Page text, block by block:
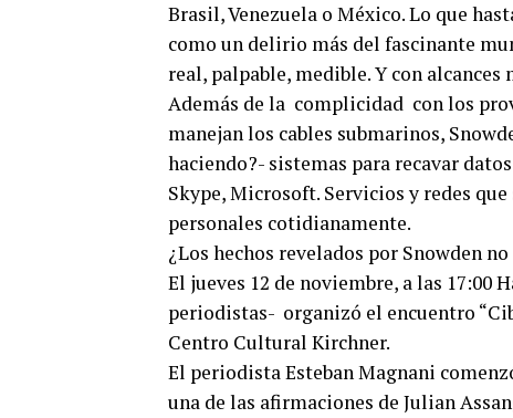
Brasil, Venezuela o México. Lo que
como un delirio más del fascinante
real, palpable, medible. Y con
Además de la complicidad con los
manejan los cables submarinos,
haciendo?- sistemas para recavar
Skype, Microsoft. Servicios y redes
personales cotidianamente.
¿Los hechos revelados por Snowden
El jueves 12 de noviembre, a las 17:00
periodistas- organizó el encuentro
Centro Cultural Kirchner.
El periodista Esteban Magnani
una de las afirmaciones de Julian